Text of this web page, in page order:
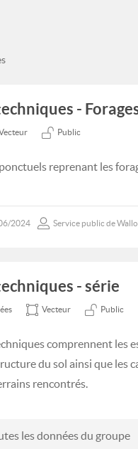
-
Public
reprenant les
2024 Service public de
- série
Vecteur Public
comprennent les
du sol ainsi que les
rencontrés.
les données du groupe